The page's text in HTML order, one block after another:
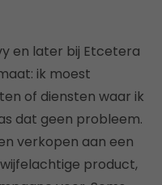
en later bij Etcetera
ik moest
of diensten waar ik
dat geen probleem.
verkopen aan een
product,